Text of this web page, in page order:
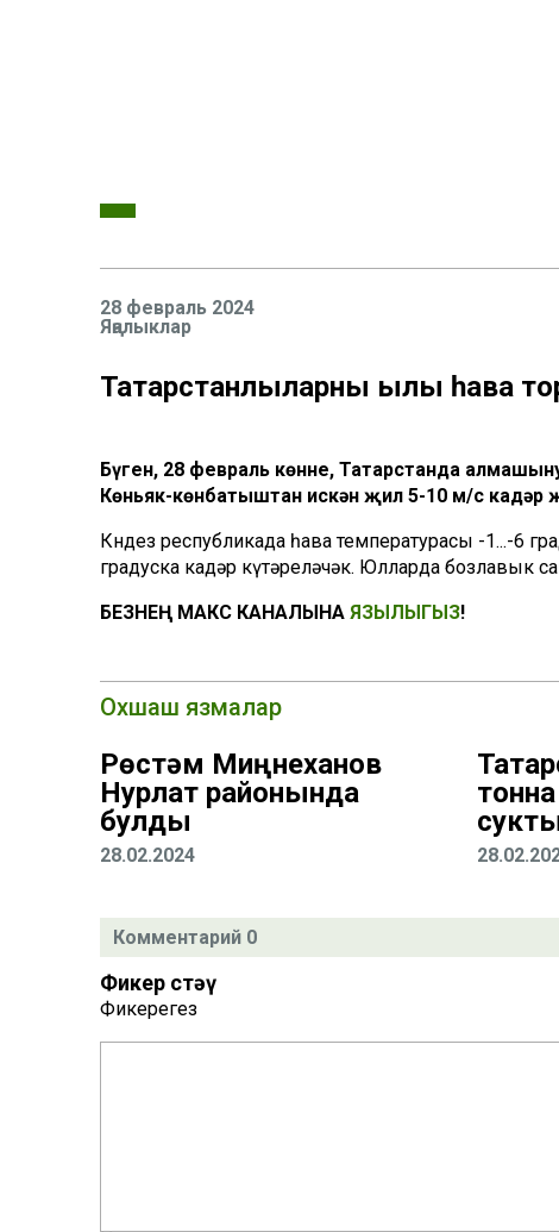
28 февраль 2024
Яңалыклар
Татарстанлыларны җылы һава
Бүген, 28 февраль көнне, Татарстанда
Көньяк-көнбатыштан искән җил 5-10 м/с кадәр
Көндез республикада һава температурасы -1...-6
градуска кадәр күтәреләчәк. Юлларда бозлавык
БЕЗНЕҢ МАКС КАНАЛЫНА ЯЗЫЛЫГЫЗ!
Охшаш язмалар
Рөстәм Миңнеханов
Нурлат районында
булды
28.02.2024
Комментарий 0
Фикер өстәү
Фикерегез